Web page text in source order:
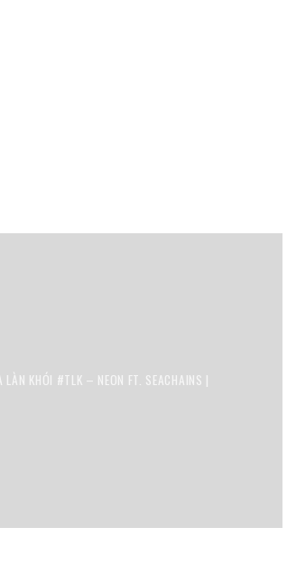
LÀN KHÓI #TLK – NEON FT. SEACHAINS |